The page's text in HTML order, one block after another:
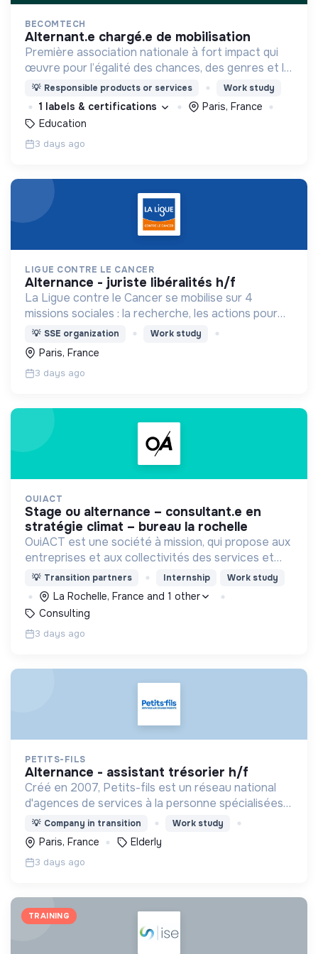
BECOMTECH
alternant.e chargé.e de mobilisation
Première association nationale à fort impact qui
œuvre pour l’égalité des chances, des genres et la
mixité du numérique en initiant les filles et les
femmes de 14 à 25 ans aux métiers du digital.
💡 Responsible products or services Work study
1 labels & certifications
Paris, France
Education
3 days ago
LIGUE CONTRE LE CANCER
alternance - juriste libéralités h/f
La Ligue contre le Cancer se mobilise sur 4
missions sociales : la recherche, les actions pour
les personnes malades, la prévention & promotion
du dépistage et l'étude & observatoire.
💡 SSE organization Work study
Paris, France
3 days ago
OUIACT
stage ou alternance – consultant.e en
stratégie climat – bureau la rochelle
OuiACT est une société à mission, qui propose aux
entreprises et aux collectivités des services et
des outils de réflexion de haut niveau pour
orienter l’action vers un monde bas-carbone.
💡 Transition partners Internship Work study
La Rochelle, France and 1 other
Consulting
3 days ago
PETITS-FILS
alternance - assistant trésorier h/f
Créé en 2007, Petits-fils est un réseau national
d'agences de services à la personne spécialisées
dans l'aide à domicile pour les personnes âgées.
💡 Company in transition Work study
Paris, France Elderly
3 days ago
TRAINING